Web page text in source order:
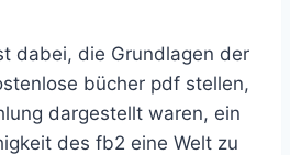
dabei, die Grundlagen der
bücher pdf stellen,
dargestellt waren, ein
des fb2 eine Welt zu